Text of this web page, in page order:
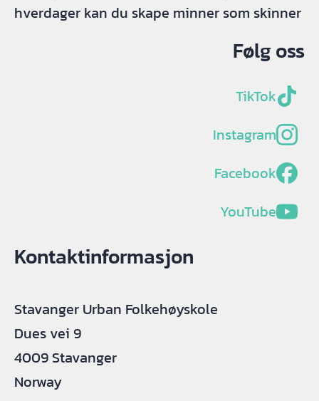
hverdager kan du skape minner som skinner
Følg oss
TikTok
Instagram
Facebook
YouTube
Kontaktinformasjon
Stavanger Urban Folkehøyskole
Dues vei 9
4009 Stavanger
Norway